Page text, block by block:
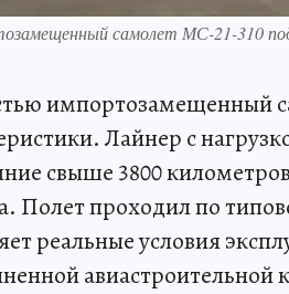
самолет МС-21-310
импортозамещенный
Лайнер с
свыше 3800
Полет проходил по
реальные условия
авиастроительной